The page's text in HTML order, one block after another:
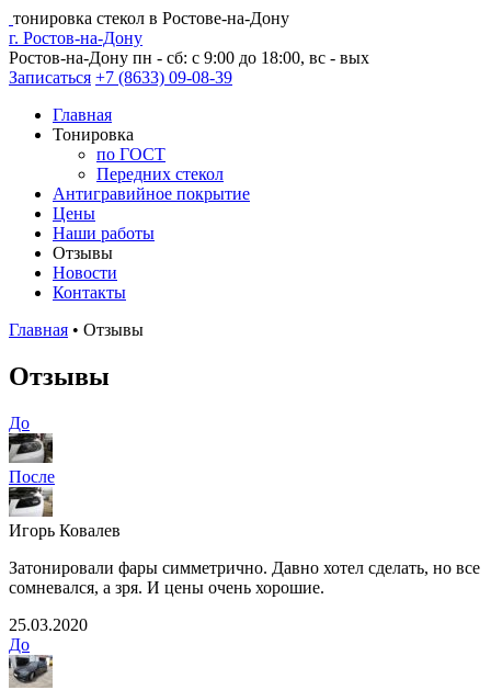
тонировка стекол в Ростове-на-Дону
г. Ростов-на-Дону
Ростов-на-Дону пн - сб: с 9:00 до 18:00, вс - вых
Записаться +7 (8633) 09-08-39
Главная
Тонировка
по ГОСТ
Передних стекол
Антигравийное покрытие
Цены
Наши работы
Отзывы
Новости
Контакты
Главная • Отзывы
Отзывы
До
После
Игорь Ковалев
Затонировали фары симметрично. Давно хотел сделать, но все
сомневался, а зря. И цены очень хорошие.
25.03.2020
До